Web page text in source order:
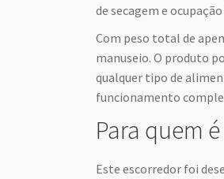
de secagem e
Com peso total de
manuseio. O produto
qualquer tipo de
funcionamento
Para quem é
Este escorredor foi